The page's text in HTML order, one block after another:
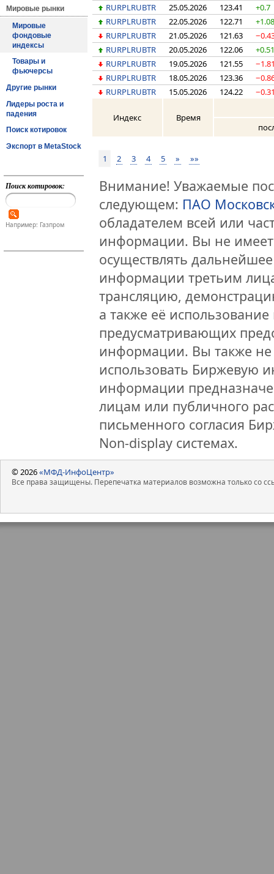
Мировые рынки
Мировые
фондовые
индексы
Товары и
фьючерсы
Другие рынки
Лидеры роста и
падения
Поиск котировок
Экспорт в MetaStock
Поиск котировок:
Например: Газпром
RURPLRUBTR
25.05.2026 123.41
+0.7
RURPLRUBTR
22.05.2026 122.71
RURPLRUBTR
21.05.2026 121.63
RURPLRUBTR
20.05.2026 122.06
RURPLRUBTR
19.05.2026 121.55
RURPLRUBTR
18.05.2026 123.36
RURPLRUBTR
15.05.2026 124.22
Индекс
Время
1 2 3 4 5 » »»
Внимание! Уважаемые
следующем: ПАО
обладателем всей или
информации. Вы не
осуществлять
информации третьим
трансляцию,
а также её
предусматривающих
информации. Вы также не
использовать Биржевую
информации
лицам или публичного
письменного согласия
Non-display системах.
© 2026«МФД-ИнфоЦентр»
Все права защищены. Перепечатка материалов возможна только со